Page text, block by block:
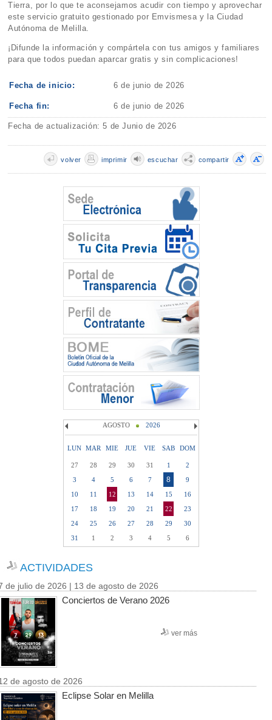
Tierra, por lo que te aconsejamos acudir con tiempo y aprovechar
este servicio gratuito gestionado por Emvismesa y la Ciudad
Autónoma de Melilla.
¡Difunde la información y compártela con tus amigos y familiares
para que todos puedan aparcar gratis y sin complicaciones!
Fecha de inicio: 6 de junio de 2026
Fecha fin: 6 de junio de 2026
Fecha de actualización: 5 de Junio de 2026
compartir
escuchar
imprimir
volver
AGOSTO 2026
LUN MAR MIE JUE VIE SAB DOM
27 28 29 30 31 1
2
3
4 5 6 7 8
9
10
11 12 13 14 15
16
17
18 19 20 21 22
23
24
25 26 27 28 29
30
31
1 2 3 4 5 6
ACTIVIDADES
de julio de 2026 | 13 de agosto de 2026
Conciertos de Verano 2026
ver más
de agosto de 2026
Eclipse Solar en Melilla